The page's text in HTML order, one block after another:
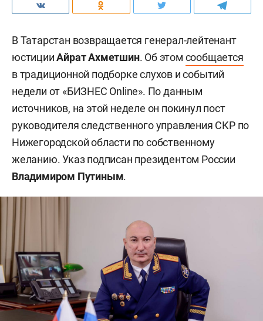
В Татарстан возвращается генерал-лейтенант
юстицииАйрат Ахметшин. Об этом сообщается
в традиционной подборке слухов и событий
недели от «БИЗНЕС Online». По данным
источников, на этой неделе он покинул пост
руководителя следственного управления СКР по
Нижегородской области по собственному
желанию. Указ подписан президентом России
Владимиром Путиным.